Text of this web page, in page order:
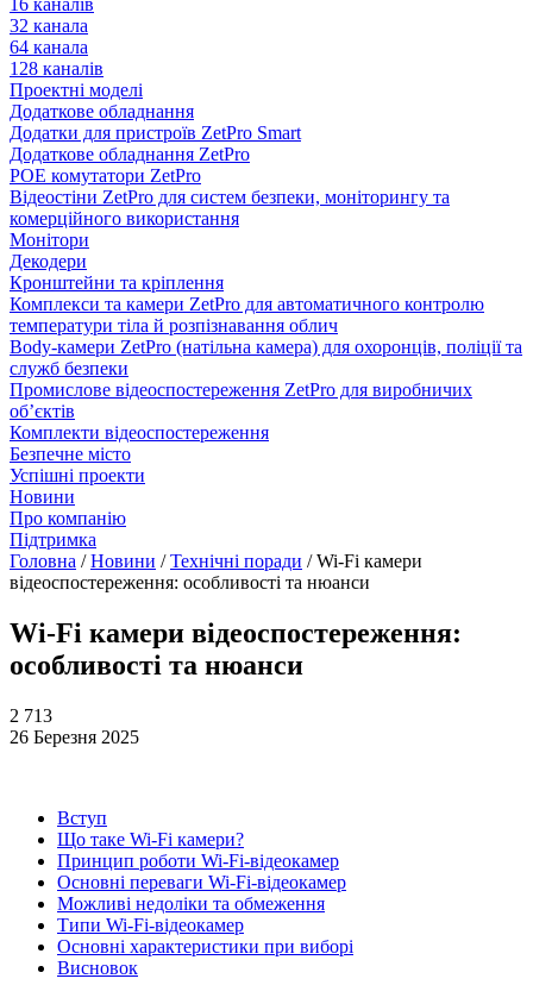
16 каналів
32 канала
64 канала
128 каналів
Проектні моделі
Додаткове обладнання
Додатки для пристроїв ZetPro Smart
Додаткове обладнання ZetPro
POE комутатори ZetPro
Відеостіни ZetPro для систем безпеки, моніторингу та
комерційного використання
Монітори
Декодери
Кронштейни та кріплення
Комплекси та камери ZetPro для автоматичного контролю
температури тіла й розпізнавання облич
Body-камери ZetPro (натільна камера) для охоронців, поліції та
служб безпеки
Промислове відеоспостереження ZetPro для виробничих
об’єктів
Комплекти відеоспостереження
Безпечне місто
Успішні проекти
Новини
Про компанію
Підтримка
Головна / Новини / Технічні поради / Wi-Fi камери
відеоспостереження: особливості та нюанси
Wi-Fi камери відеоспостереження:
особливості та нюанси
2 713
26 Березня 2025
Вступ
Що таке Wi-Fi камери?
Принцип роботи Wi-Fi-відеокамер
Основні переваги Wi-Fi-відеокамер
Можливі недоліки та обмеження
Типи Wi-Fi-відеокамер
Основні характеристики при виборі
Висновок